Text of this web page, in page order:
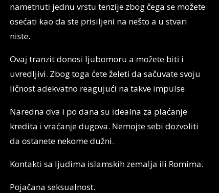
nametnuti jednu vrstu tenzije zbog čega se možete
osećati kao da ste prisiljeni na nešto a u stvari
niste.
Ovaj tranzit donosi ljubomoru a možete biti i
uvredljivi. Zbog toga ćete želeti da sačuvate svoju
ličnost adekvatno reagujući na takve impulse.
Naredna dva i po dana su idealna za plaćanje
kredita i vraćanje dugova. Nemojte sebi dozvoliti
da ostanete nekome dužni.
Kontakti sa ljudima islamskih zemalja ili Romima.
Pojačana seksualnost.